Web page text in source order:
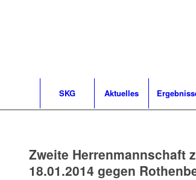
SKG Aktuelles
Zweite Herrenmannschaft
18.01.2014 gegen